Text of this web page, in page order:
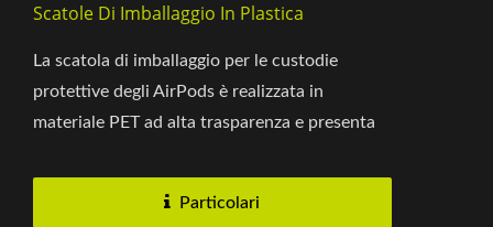
Scatole Di Imballaggio In Plastica
La scatola di imballaggio per le custodie
protettive degli AirPods è realizzata in
materiale PET ad alta trasparenza e presenta
Particolari